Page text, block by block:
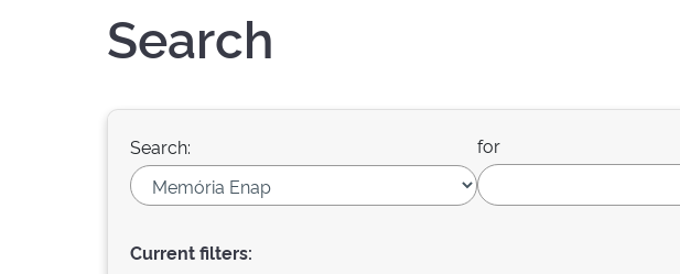
Search
Search: for
Current filters: